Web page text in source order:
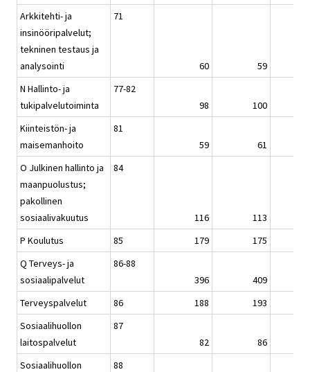
Arkkitehti- ja
insinööripalvelut;
tekninen testaus ja
analysointi
71
60
59
N Hallinto- ja
tukipalvelutoiminta
77-82
98
100
Kiinteistön- ja
maisemanhoito
81
59
61
O Julkinen hallinto ja
maanpuolustus;
pakollinen
sosiaalivakuutus
84
116
113
P Koulutus
85 179
175
Q Terveys- ja
sosiaalipalvelut
86-88
396
409
Terveyspalvelut
86 188
193
Sosiaalihuollon
laitospalvelut
87
82
86
Sosiaalihuollon
88